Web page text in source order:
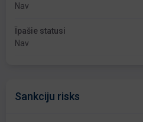
Nav
Īpašie statusi
Nav
Sankciju risks